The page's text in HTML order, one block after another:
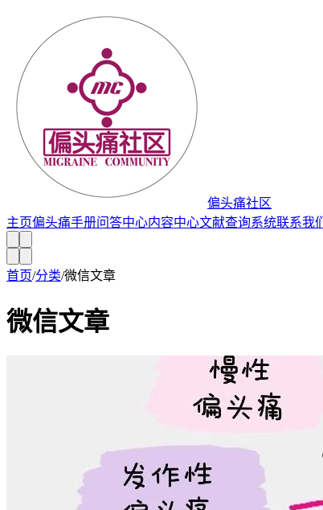
偏头痛社区
主页偏头痛手册问答中心内容中心文献查询系统联系我们
首页/分类/微信文章
微信文章